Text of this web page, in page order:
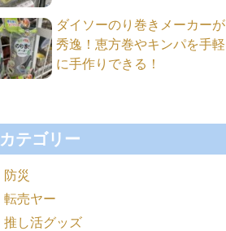
ダイソーのり巻きメーカーが
秀逸！恵方巻やキンパを手軽
に手作りできる！
カテゴリー
防災
転売ヤー
推し活グッズ